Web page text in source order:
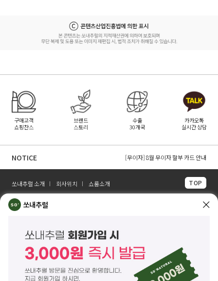
구매고객
쇼핑찬스
브랜드
스토리
수출
30개국
카카오톡
실시간 상담
NOTICE
[무이자] 8월 무이자 할부 카드 안내
[무이자] 8월 토스페이 무이자 할부안내
쏘내추럴 소개 회사위치 쇼룸소개 TOP
쏘내추럴(주)
대표이사 조주호
마케팅 문의
marketing@sonatural.co.kr
본사 고객센터 문의 02-573-6769 (평일 10:00~18:00 / 점심시간 12:30~13:30)
해외 수출 문의
MAILinfo@sonatural.co.kr
쏘내추럴